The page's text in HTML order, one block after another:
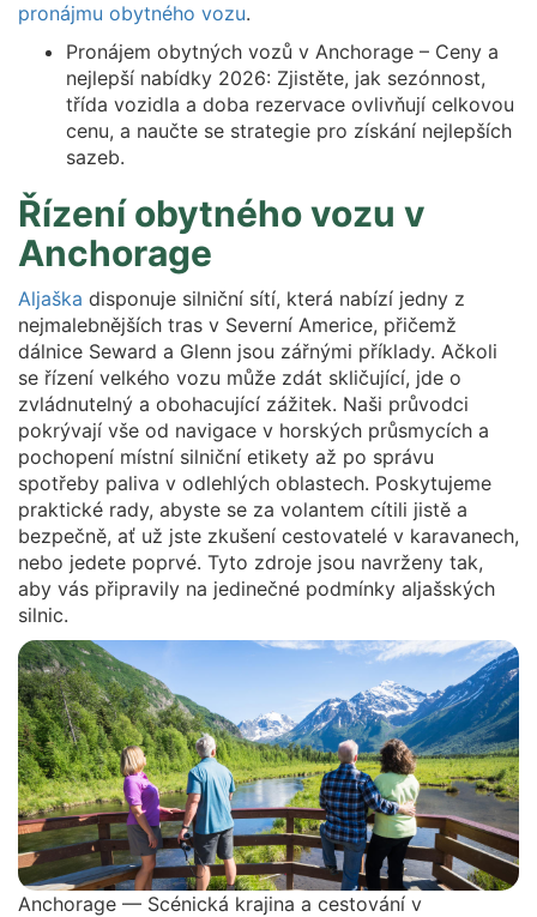
pronájmu obytného vozu.
Pronájem obytných vozů v Anchorage – Ceny a
nejlepší nabídky 2026: Zjistěte, jak sezónnost,
třída vozidla a doba rezervace ovlivňují celkovou
cenu, a naučte se strategie pro získání nejlepších
sazeb.
Řízení obytného vozu v
Anchorage
Aljaška disponuje silniční sítí, která nabízí jedny z
nejmalebnějších tras v Severní Americe, přičemž
dálnice Seward a Glenn jsou zářnými příklady. Ačkoli
se řízení velkého vozu může zdát skličující, jde o
zvládnutelný a obohacující zážitek. Naši průvodci
pokrývají vše od navigace v horských průsmycích a
pochopení místní silniční etikety až po správu
spotřeby paliva v odlehlých oblastech. Poskytujeme
praktické rady, abyste se za volantem cítili jistě a
bezpečně, ať už jste zkušení cestovatelé v karavanech,
nebo jedete poprvé. Tyto zdroje jsou navrženy tak,
aby vás připravily na jedinečné podmínky aljašských
silnic.
Anchorage — Scénická krajina a cestování v